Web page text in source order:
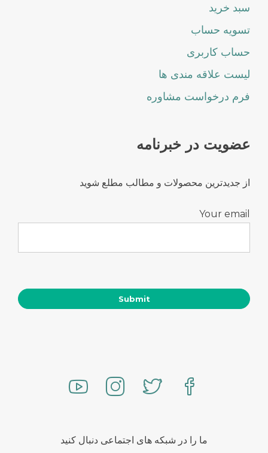
سبد خرید
تسویه حساب
حساب کاربری
لیست علاقه مندی ها
فرم درخواست مشاوره
عضویت در خبرنامه
از جدیدترین محصولات و مطالب مطلع شوید
Your email
ما را در شبکه های اجتماعی دنبال کنید